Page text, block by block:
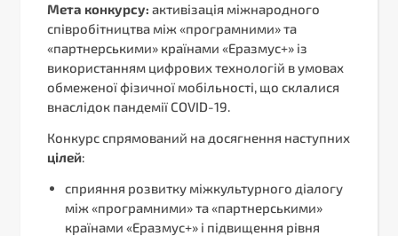
Мета конкурсу: активізація міжнародного
співробітництва між «програмними» та
«партнерськими» країнами «Еразмус+» із
використанням цифрових технологій в умовах
обмеженої фізичної мобільності, що склалися
внаслідок пандемії COVID-19.
Конкурс спрямований на досягнення наступних
цілей:
сприяння розвитку міжкультурного діалогу
між «програмними» та «партнерськими»
країнами «Еразмус+» і підвищення рівня